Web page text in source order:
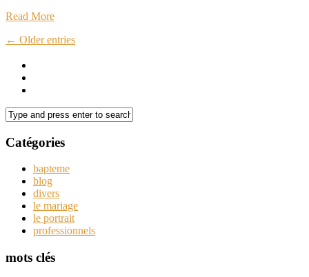
Read More
← Older entries
Catégories
bapteme
blog
divers
le mariage
le portrait
professionnels
mots clés